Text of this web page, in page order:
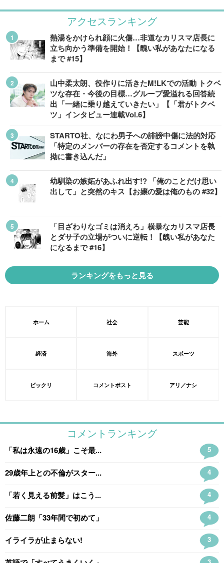
アクセスランキング
熱湯をかけられ顔に火傷…非道なカリスマ店長に
立ち向かう準備を開始！【醜い私があなたになる
まで #15】
山中柔太朗、役作りに活きたM!LKでの活動 トクベ
ツな存在・今後の目標…グループ愛溢れる回答続
出「一緒に乗り越えていきたい」【「君がトクベ
ツ」インタビュー連載Vol.6】
STARTO社、なにわ男子への誹謗中傷に法的対応
「特定のメンバーの存在を否定するコメントを執
拗に書き込んだ」
幼馴染の嫉妬があふれ出す!? 「俺のことだけ思い
出して」と突然のキス【お嬢の愛は俺のもの #32】
「目ざわりなゴミは消えろ」横暴なカリスマ店長
とダサ子の立場がついに逆転！【醜い私があなた
になるまで #16】
ランキングをもっと見る
ホーム 社会 芸能
経済 海外 スポーツ
ビックリ コメントポスト アリ／ナシ